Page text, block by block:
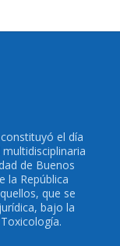
el día
de Buenos
la República
que se
bajo la